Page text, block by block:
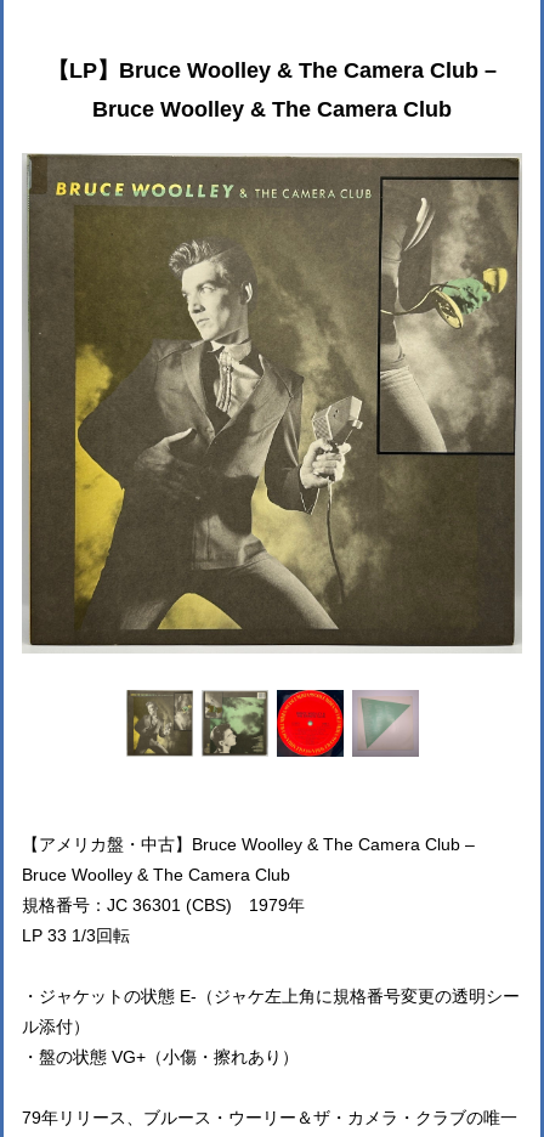
【LP】Bruce Woolley & The Camera Club –
Bruce Woolley & The Camera Club
【アメリカ盤・中古】Bruce Woolley & The Camera Club –
Bruce Woolley & The Camera Club
規格番号：JC 36301 (CBS) 1979年
LP 33 1/3回転
・ジャケットの状態 E-（ジャケ左上角に規格番号変更の透明シー
ル添付）
・盤の状態 VG+（小傷・擦れあり）
79年リリース、ブルース・ウーリー＆ザ・カメラ・クラブの唯一